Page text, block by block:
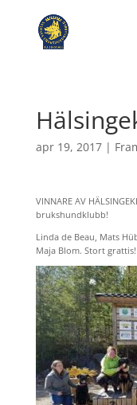
apr 19, 2017|
VINNARE AV
brukshundklubb!
Linda de Beau, Mats
Maja Blom. Stort grattis!